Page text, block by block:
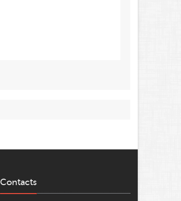
Contacts